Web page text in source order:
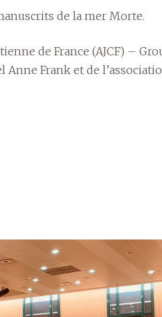
de la mer Morte.
de France (AJCF) –
Anne Frank et de